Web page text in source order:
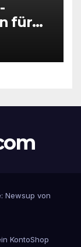
für
Newsup von
KontoShop